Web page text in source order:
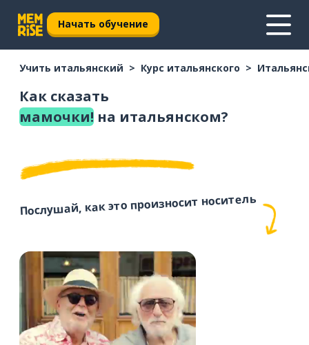
Начать обучение
Учить итальянский Курс итальянского
Как сказать
мамочки! на итальянском?
Послушай, как это произносит носитель